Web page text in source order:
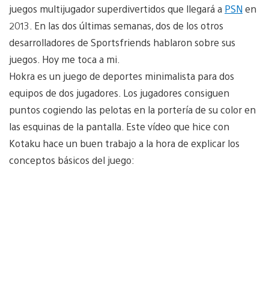
juegos multijugador superdivertidos que llegará a PSN en
2013. En las dos últimas semanas, dos de los otros
desarrolladores de Sportsfriends hablaron sobre sus
juegos. Hoy me toca a mi.
Hokra es un juego de deportes minimalista para dos
equipos de dos jugadores. Los jugadores consiguen
puntos cogiendo las pelotas en la portería de su color en
las esquinas de la pantalla. Este vídeo que hice con
Kotaku hace un buen trabajo a la hora de explicar los
conceptos básicos del juego: